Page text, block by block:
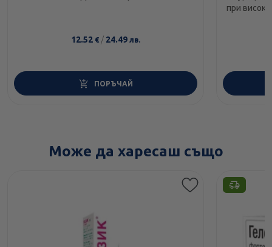
12.52 € / 24.49 лв.
ПОРЪЧАЙ
при висока температура и болка 200мг/5мл
Може да харесаш също